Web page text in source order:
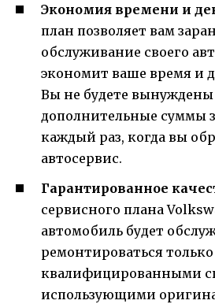
Экономия времени и
план позволяет вам
обслуживание своего
экономит ваше время и
Вы не будете вынуждены
дополнительные суммы
каждый раз, когда вы
автосервис.
Гарантированное
сервисного плана
автомобиль будет
ремонтироваться только
квалифицированными
использующими